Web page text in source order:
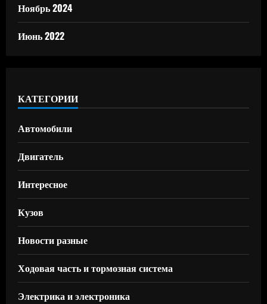
Ноябрь 2024
Июнь 2022
КАТЕГОРИИ
Автомобили
Двигатель
Интересное
Кузов
Новости разные
Ходовая часть и тормозная система
Электрика и электроника